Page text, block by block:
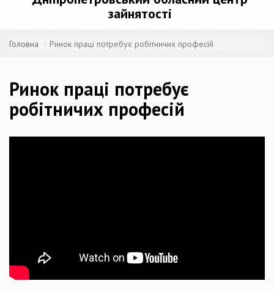
зайнятості
Головна Ринок праці потребує робітничих професій
Ринок праці потребує
робітничих професій